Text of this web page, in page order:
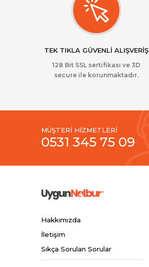
TEK TIKLA GÜVENLİ ALIŞVERİŞ
128 Bit SSL sertifikası ve 3D
secure ile korunmaktadır.
MÜŞTERİ HİZMETLERİ
0531 345 75 09
Hakkımızda
İletişim
Sıkça Sorulan Sorular